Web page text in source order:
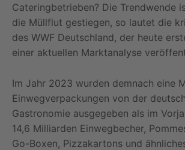
Cateringbetrieben? Die Trendwende
die Müllflut gestiegen, so lautet die
des WWF Deutschland, der heute
einer aktuellen Marktanalyse
Im Jahr 2023 wurden demnach eine
Einwegverpackungen von der
Gastronomie ausgegeben als im
14,6 Milliarden Einwegbecher,
Go-Boxen, Pizzakartons und